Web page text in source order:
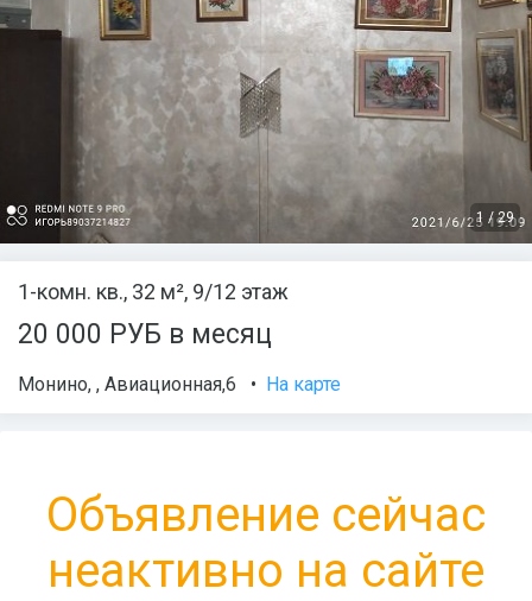
1 /29
1-комн. кв., 32 м², 9/12 этаж
20 000 РУБ в месяц
Монино, , Авиационная,6 • На карте
Объявление сейчас
неактивно на сайте